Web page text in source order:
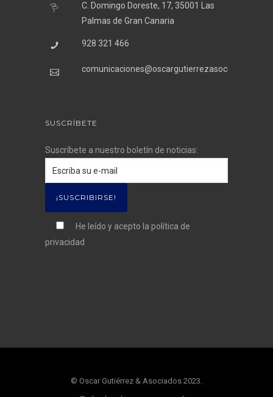
C. Domingo Doreste, 17, 35001 Las
Palmas de Gran Canaria
928 321 466
comunicaciones@oscargutierrezasociados.com
SUSCRÍBETE
Suscríbete a nuestro boletín de noticias:
He leído y acepto la política de
privacidad
© Oscar Gutiérrez & Asociados 2023.